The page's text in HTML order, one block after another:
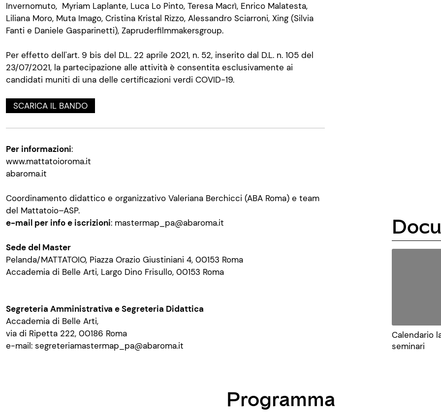
Invernomuto, Myriam Laplante, Luca Lo Pinto, Teresa Macrì, Enrico Malatesta,
Liliana Moro, Muta Imago, Cristina Kristal Rizzo, Alessandro Sciarroni, Xing (Silvia
Fanti e Daniele Gasparinetti), Zapruderfilmmakersgroup.
Per effetto dell'art. 9 bis del D.L. 22 aprile 2021, n. 52, inserito dal D.L. n. 105 del
23/07/2021, la partecipazione alle attività è consentita esclusivamente ai
candidati muniti di una delle certificazioni verdi COVID-19.
SCARICA IL BANDO
Per informazioni:
www.mattatoioroma.it
abaroma.it
Coordinamento didattico e organizzativo Valeriana Berchicci (ABA Roma) e team
del Mattatoio–ASP.
e-mail per info e iscrizioni: mastermap_pa@abaroma.it
Sede del Master
Pelanda/MATTATOIO, Piazza Orazio Giustiniani 4, 00153 Roma
Accademia di Belle Arti, Largo Dino Frisullo, 00153 Roma
Segreteria Amministrativa e Segreteria Didattica
Accademia di Belle Arti,
via di Ripetta 222, 00186 Roma
e-mail: segreteriamastermap_pa@abaroma.it
Calendario
seminari
Programma